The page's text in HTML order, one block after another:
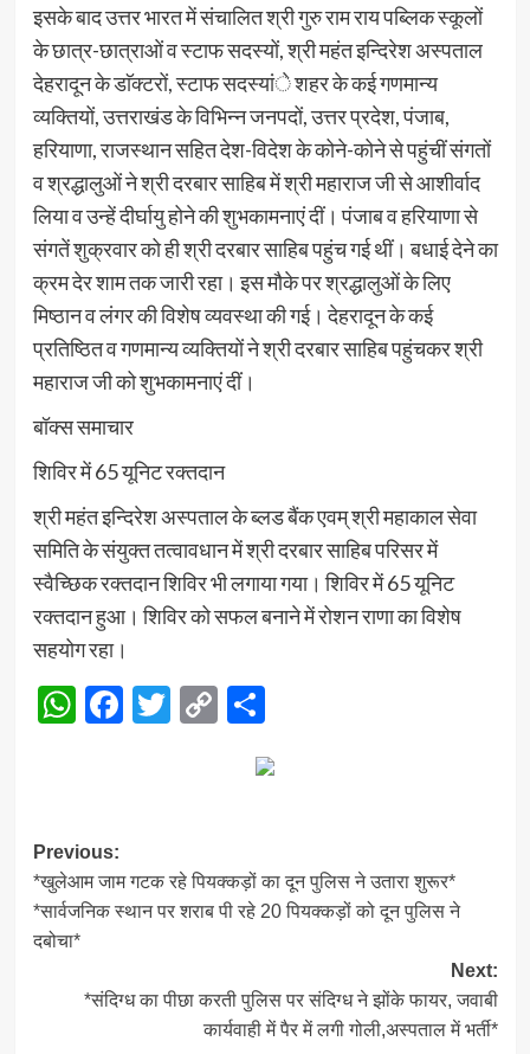
इसके बाद उत्तर भारत में संचालित श्री गुरु राम राय पब्लिक स्कूलों
के छात्र-छात्राओं व स्टाफ सदस्यों, श्री महंत इन्दिरेश अस्पताल
देहरादून के डाॅक्टरों, स्टाफ सदस्यांे शहर के कई गणमान्य
व्यक्तियों, उत्तराखंड के विभिन्न जनपदों, उत्तर प्रदेश, पंजाब,
हरियाणा, राजस्थान सहित देश-विदेश के कोने-कोने से पहुंचीं संगतों
व श्रद्धालुओं ने श्री दरबार साहिब में श्री महाराज जी से आशीर्वाद
लिया व उन्हें दीर्घायु होने की शुभकामनाएं दीं। पंजाब व हरियाणा से
संगतें शुक्रवार को ही श्री दरबार साहिब पहुंच गई थीं। बधाई देने का
क्रम देर शाम तक जारी रहा। इस मौके पर श्रद्धालुओं के लिए
मिष्ठान व लंगर की विशेष व्यवस्था की गई। देहरादून के कई
प्रतिष्ठित व गणमान्य व्यक्तियों ने श्री दरबार साहिब पहुंचकर श्री
महाराज जी को शुभकामनाएं दीं।
बॉक्स समाचार
शिविर में 65 यूनिट रक्तदान
श्री महंत इन्दिरेश अस्पताल के ब्लड बैंक एवम् श्री महाकाल सेवा
समिति के संयुक्त तत्वावधान में श्री दरबार साहिब परिसर में
स्वैच्छिक रक्तदान शिविर भी लगाया गया। शिविर में 65 यूनिट
रक्तदान हुआ। शिविर को सफल बनाने में रोशन राणा का विशेष
सहयोग रहा।
WhatsApp
Facebook
Twitter
CopyShare
Post
navigation
Previous:
*खुलेआम जाम गटक रहे पियक्कड़ों का दून पुलिस ने उतारा शुरूर*
*सार्वजनिक स्थान पर शराब पी रहे 20 पियक्कड़ों को दून पुलिस ने
दबोचा*
Next:
*संदिग्ध का पीछा करती पुलिस पर संदिग्ध ने झोंके फायर, जवाबी
कार्यवाही में पैर में लगी गोली,अस्पताल में भर्ती*